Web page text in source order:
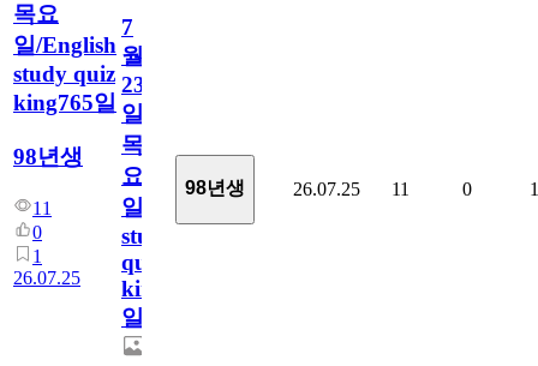
목요
일/English
study quiz
king765일
98년생
11
0
1
26.07.25
7
월
23
일
목
요
일/English
study
quiz
king765
일
98년생 26.07.25 11 0 1